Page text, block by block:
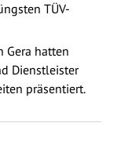
TÜV-
Gera hatten
Dienstleister
präsentiert.